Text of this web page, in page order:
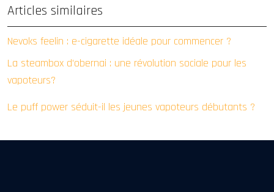
Articles similaires
Nevoks feelin : e-cigarette idéale pour commencer ?
La steambox d’obernai : une révolution sociale pour les
vapoteurs?
Le puff power séduit-il les jeunes vapoteurs débutants ?